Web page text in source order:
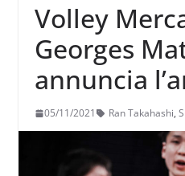
Volley
Georges
annuncia
SuperLega
Takahashi
05/11/2021 Ran Takahashi,